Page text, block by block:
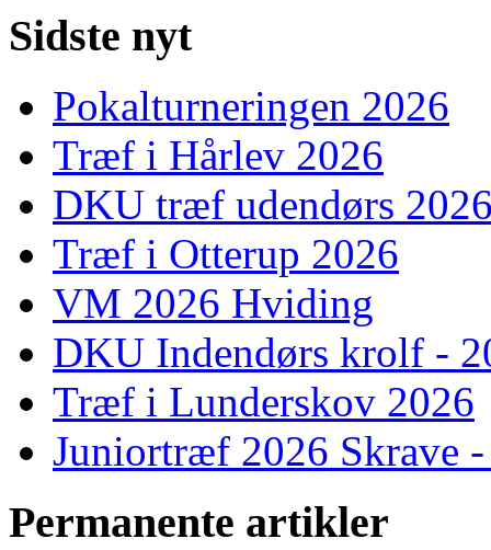
Sidste nyt
Pokalturneringen 2026
Træf i Hårlev 2026
DKU træf udendørs
Træf i Otterup 2026
VM 2026 Hviding
DKU Indendørs krolf -
Træf i Lunderskov 2026
Juniortræf 2026 Skrave
Permanente artikler